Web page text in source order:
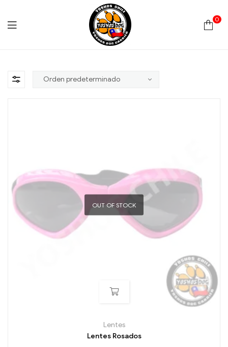
Chile
0
OUT OF STOCK
Lentes
Lentes Rosados